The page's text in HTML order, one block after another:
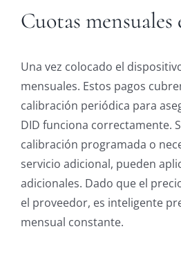
Cuotas mensuales
Una vez colocado el
mensuales. Estos pagos
calibración periódica para
DID funciona correctamente.
calibración programada o
servicio adicional, pueden
adicionales. Dado que el
el proveedor, es inteligente
mensual constante.